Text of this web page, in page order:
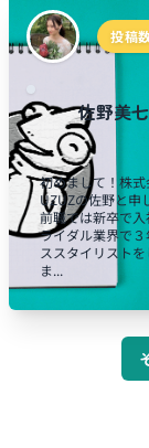
投稿
佐野美
初めまして！株式
UZUZの佐野と申
前職では新卒で
ライダル業界で３
ススタイリストを
ま...